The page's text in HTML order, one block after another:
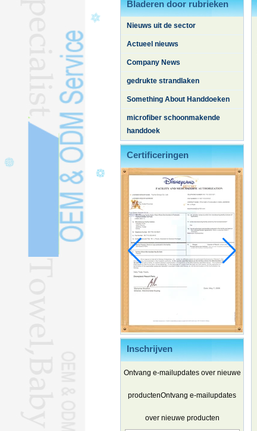
ANDERE TOWELSL
Zijde quiltL
Bladeren door rubrieken
Nieuws uit de sector
Actueel nieuws
Company News
gedrukte strandlaken
Something About Handdoeken
microfiber schoonmakende
handdoek
Certificeringen
Inschrijven
Ontvang e-mailupdates over nieuwe
productenOntvang e-mailupdates
over nieuwe producten